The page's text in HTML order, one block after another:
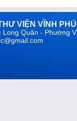
VIỆN VĨNH
Quân - Phường